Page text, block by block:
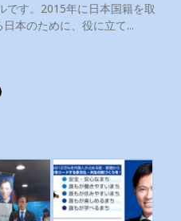
です。2015年に日本国籍を取
本のために、役に立て...